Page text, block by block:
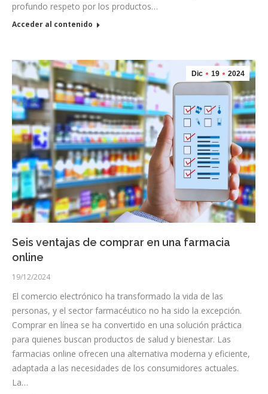
profundo respeto por los productos…
Acceder al contenido
Dic 19 2024
Seis ventajas de comprar en una farmacia
online
19/12/2024
El comercio electrónico ha transformado la vida de las
personas, y el sector farmacéutico no ha sido la excepción.
Comprar en línea se ha convertido en una solución práctica
para quienes buscan productos de salud y bienestar. Las
farmacias online ofrecen una alternativa moderna y eficiente,
adaptada a las necesidades de los consumidores actuales.
La…